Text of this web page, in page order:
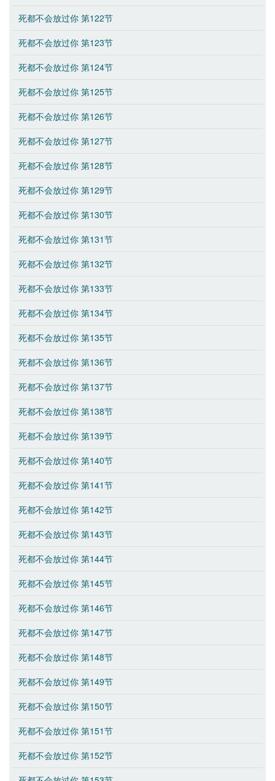
死都不会放过你 第122节
死都不会放过你 第123节
死都不会放过你 第124节
死都不会放过你 第125节
死都不会放过你 第126节
死都不会放过你 第127节
死都不会放过你 第128节
死都不会放过你 第129节
死都不会放过你 第130节
死都不会放过你 第131节
死都不会放过你 第132节
死都不会放过你 第133节
死都不会放过你 第134节
死都不会放过你 第135节
死都不会放过你 第136节
死都不会放过你 第137节
死都不会放过你 第138节
死都不会放过你 第139节
死都不会放过你 第140节
死都不会放过你 第141节
死都不会放过你 第142节
死都不会放过你 第143节
死都不会放过你 第144节
死都不会放过你 第145节
死都不会放过你 第146节
死都不会放过你 第147节
死都不会放过你 第148节
死都不会放过你 第149节
死都不会放过你 第150节
死都不会放过你 第151节
死都不会放过你 第152节